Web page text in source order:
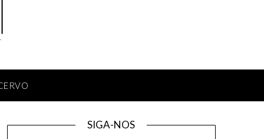
SIGA-NOS